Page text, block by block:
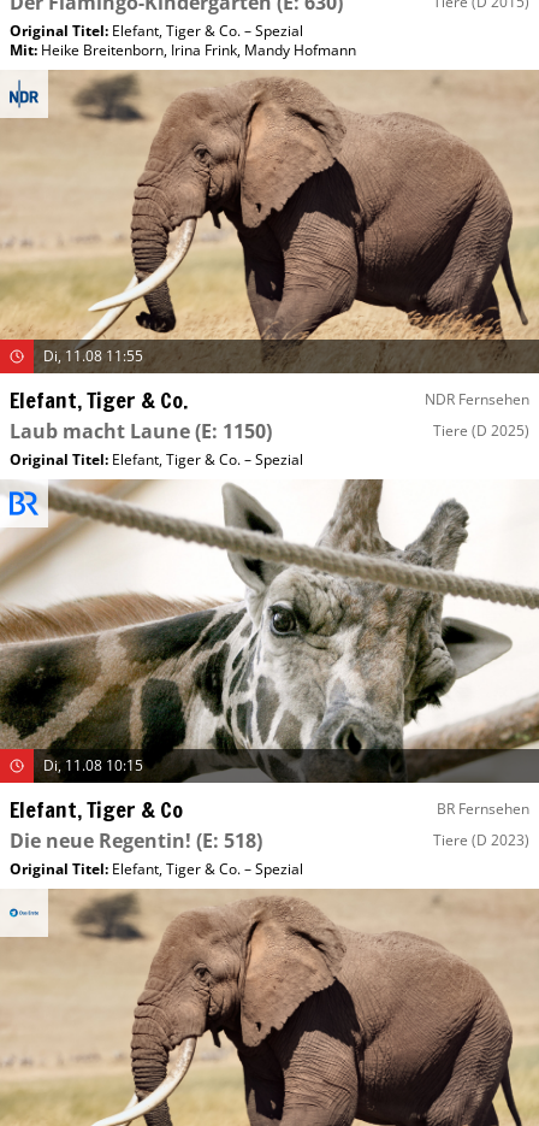
Original Titel: Elefant, Tiger & Co. – Spezial
Mit: Heike Breitenborn, Irina Frink, Mandy Hofmann
Di, 11.08 11:55
Elefant, Tiger & Co. NDR Fernsehen
Laub macht Laune(E: 1150) Tiere (D 2025)
Original Titel: Elefant, Tiger & Co. – Spezial
Di, 11.08 10:15
Elefant, Tiger & Co BR Fernsehen
Die neue Regentin! (E: 518) Tiere (D 2023)
Original Titel: Elefant, Tiger & Co. – Spezial